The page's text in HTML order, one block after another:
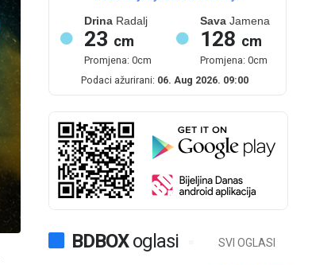
Drina Radalj
23 cm
Promjena: 0cm
SavaJamena
128 cm
Promjena: 0cm
Podaci ažurirani: 06. Aug 2026. 09:00
BDBOXoglasi SVI OGLASI